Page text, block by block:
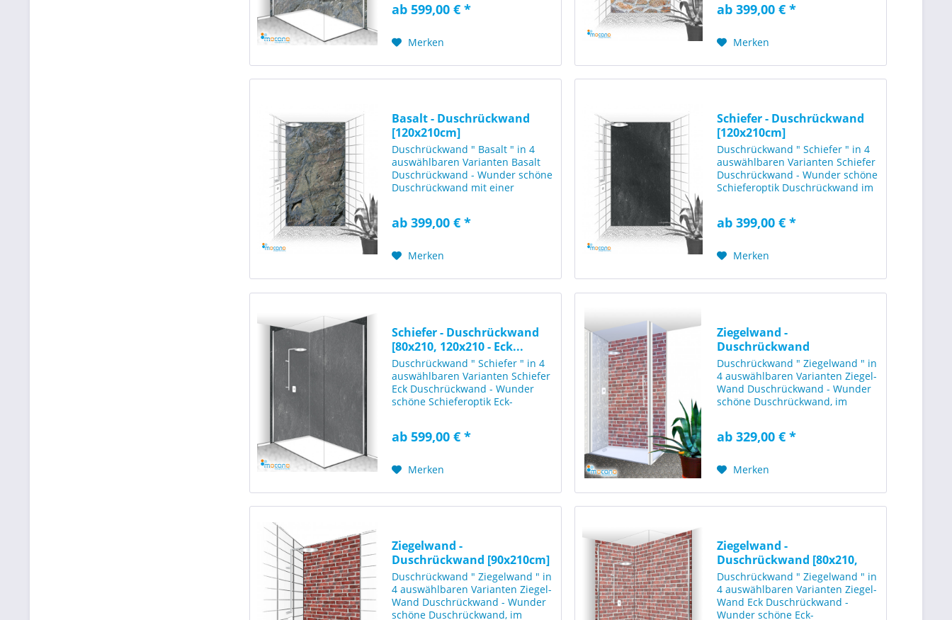
2100mm + 1200x2100mm BxH)
Diese Eck...
ab 599,00 € *
Merken
Diese Duschwand wirkt sehr
ab 399,00 € *
Merken
Basalt - Duschrückwand
[120x210cm]
Duschrückwand " Basalt " in 4
auswählbaren Varianten Basalt
Duschrückwand - Wunder schöne
Duschrückwand mit einer
Farbgestaltung. Diese
und...
ab 399,00 € *
Merken
Schiefer - Duschrückwand
[120x210cm]
Duschrückwand " Schiefer " in 4
auswählbaren Varianten Schiefer
Duschrückwand - Wunder schöne
Schieferoptik Duschrückwand im
Struktur von Schiefer. Geeignet
ab 399,00 € *
Merken
Schiefer - Duschrückwand
[80x210, 120x210 - Eck...
Duschrückwand " Schiefer " in 4
auswählbaren Varianten Schiefer
Eck Duschrückwand - Wunder
schöne Schieferoptik Eck-
2100mm + 1200x2100mm BxH)
geschlagenem...
ab 599,00 € *
Merken
Ziegelwand -
Duschrückwand
[100x210cm]
Duschrückwand " Ziegelwand " in
4 auswählbaren Varianten Ziegel-
Wand Duschrückwand - Wunder
schöne Duschrückwand, im
rustikalen Ziegeloptik in typisch
ab 329,00 € *
Merken
Ziegelwand -
Duschrückwand [90x210cm]
Duschrückwand " Ziegelwand " in
4 auswählbaren Varianten Ziegel-
Wand Duschrückwand - Wunder
schöne Duschrückwand, im
Ziegelwand -
Duschrückwand [80x210,
120x210 -...
Duschrückwand " Ziegelwand " in
4 auswählbaren Varianten Ziegel-
Wand Eck Duschrückwand -
Wunder schöne Eck-